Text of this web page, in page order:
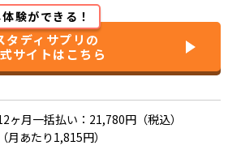
験ができる！
タディサプリの
サイトはこちら
ヶ月一括払い：21,780円（税込）
（月あたり1,815円）